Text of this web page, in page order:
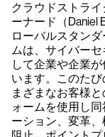
クラウドストラ
ーナード（Daniel
ローバルスタン
ムは、サイバー
して企業や企業
います。このた
まざまなお客様
ォームを使用し
ーション、変革